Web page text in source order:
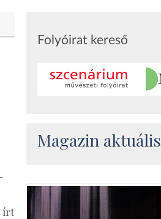
írt
Folyóirat kereső
Magazin aktuális